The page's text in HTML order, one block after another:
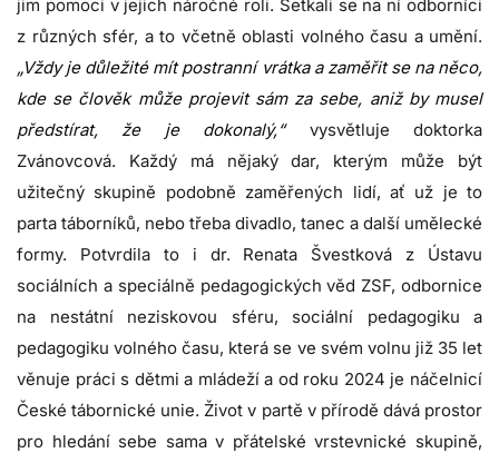
jim pomoci v jejich náročné roli. Setkali se na ní odborníci
z různých sfér, a to včetně oblasti volného času a umění.
„Vždy je důležité mít postranní vrátka a zaměřit se na něco,
kde se člověk může projevit sám za sebe, aniž by musel
předstírat, že je dokonalý,“vysvětluje doktorka
Zvánovcová. Každý má nějaký dar, kterým může být
užitečný skupině podobně zaměřených lidí, ať už je to
parta táborníků, nebo třeba divadlo, tanec a další umělecké
formy. Potvrdila to i dr. Renata Švestková z Ústavu
sociálních a speciálně pedagogických věd ZSF, odbornice
na nestátní neziskovou sféru, sociální pedagogiku a
pedagogiku volného času, která se ve svém volnu již 35 let
věnuje práci s dětmi a mládeží a od roku 2024 je náčelnicí
České tábornické unie. Život v partě v přírodě dává prostor
pro hledání sebe sama v přátelské vrstevnické skupině,